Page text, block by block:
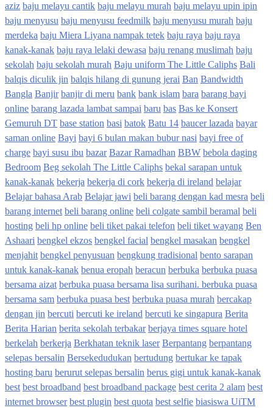
aziz baju melayu cantik baju melayu murah baju melayu upin ipin
baju menyusu baju menyusu feedmilk baju menyusu murah baju
merdeka baju Miera Liyana nampak tetek baju raya baju raya
kanak-kanak baju raya lelaki dewasa baju renang muslimah baju
sekolah baju sekolah murah Baju uniform The Little Caliphs Bali
balqis diculik jin balqis hilang di gunung jerai Ban Bandwidth
Bangla Banjir banjir di meru bank bank islam bara barang bayi
online barang lazada lambat sampai baru bas Bas ke Konsert
Gemuruh DT base station basi batok Batu 14 baucer lazada bayar
saman online Bayi bayi 6 bulan makan bubur nasi bayi free of
charge bayi susu ibu bazar Bazar Ramadhan BBW bebola daging
Bedroom Beg sekolah The Little Caliphs bekal sarapan untuk
kanak-kanak bekerja bekerja di cork bekerja di ireland belajar
Belajar bahasa Arab Belajar jawi beli barang dengan kad mesra beli
barang internet beli barang online beli colgate sambil beramal beli
hosting beli hp online beli tiket pakai telefon beli tiket wayang Ben
Ashaari bengkel ekzos bengkel facial bengkel masakan bengkel
menjahit bengkel penyusuan bengkung tradisional bento sarapan
untuk kanak-kanak benua eropah beracun berbuka berbuka puasa
bersama aizat berbuka puasa bersama lisa surihani. berbuka puasa
bersama sam berbuka puasa best berbuka puasa murah bercakap
dengan jin bercuti bercuti ke ireland bercuti ke singapura Berita
Berita Harian berita sekolah terbakar berjaya times square hotel
berkelah berkerja Berkhatan teknik laser Berpantang berpantang
selepas bersalin Bersekedudukan bertudung bertukar ke tapak
hosting baru berurut selepas bersalin berus gigi untuk kanak-kanak
best best broadband best broadband package best cerita 2 alam best
internet browser best plugin best quota best selfie biasiswa UiTM